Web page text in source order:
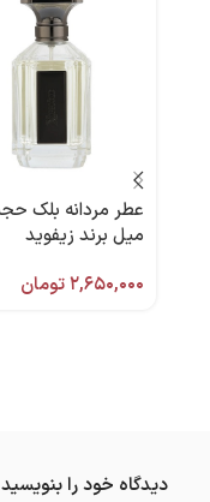
میل برند زیفوید
۲,۶۵۰,۰۰۰تومان
دیدگاه خود را بنویسید